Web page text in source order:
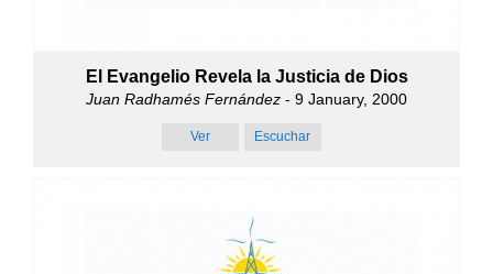
El Evangelio Revela la Justicia de Dios
Juan Radhamés Fernández - 9 January, 2000
Ver Escuchar